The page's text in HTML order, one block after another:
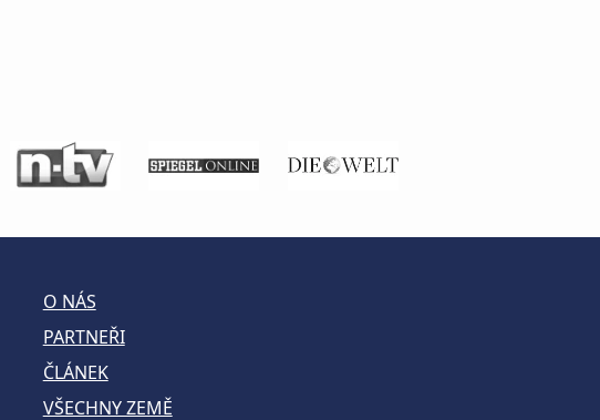
O NÁS
PARTNEŘI
ČLÁNEK
VŠECHNY ZEMĚ